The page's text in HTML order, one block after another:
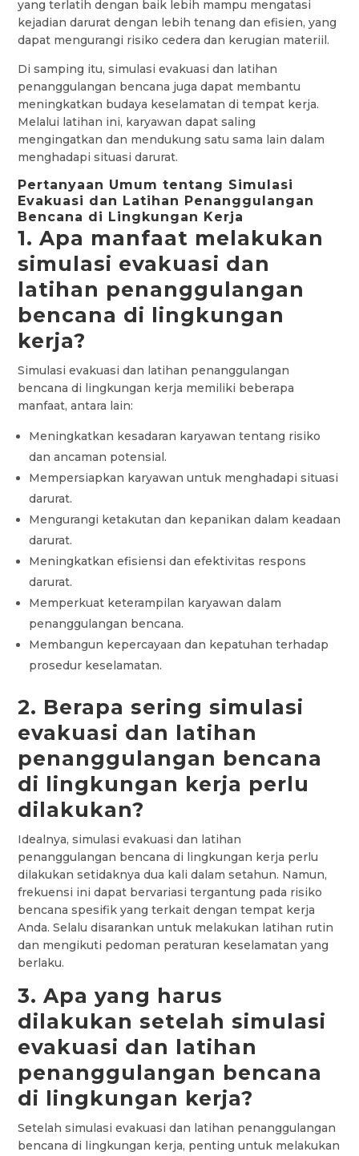
yang terlatih dengan baik lebih mampu mengatasi
kejadian darurat dengan lebih tenang dan efisien, yang
dapat mengurangi risiko cedera dan kerugian materiil.
Di samping itu, simulasi evakuasi dan latihan
penanggulangan bencana juga dapat membantu
meningkatkan budaya keselamatan di tempat kerja.
Melalui latihan ini, karyawan dapat saling
mengingatkan dan mendukung satu sama lain dalam
menghadapi situasi darurat.
Pertanyaan Umum tentang Simulasi
Evakuasi dan Latihan Penanggulangan
Bencana di Lingkungan Kerja
1. Apa manfaat melakukan
simulasi evakuasi dan
latihan penanggulangan
bencana di lingkungan
kerja?
Simulasi evakuasi dan latihan penanggulangan
bencana di lingkungan kerja memiliki beberapa
manfaat, antara lain:
Meningkatkan kesadaran karyawan tentang risiko
dan ancaman potensial.
Mempersiapkan karyawan untuk menghadapi situasi
darurat.
Mengurangi ketakutan dan kepanikan dalam keadaan
darurat.
Meningkatkan efisiensi dan efektivitas respons
darurat.
Memperkuat keterampilan karyawan dalam
penanggulangan bencana.
Membangun kepercayaan dan kepatuhan terhadap
prosedur keselamatan.
2. Berapa sering simulasi
evakuasi dan latihan
penanggulangan bencana
di lingkungan kerja perlu
dilakukan?
Idealnya, simulasi evakuasi dan latihan
penanggulangan bencana di lingkungan kerja perlu
dilakukan setidaknya dua kali dalam setahun. Namun,
frekuensi ini dapat bervariasi tergantung pada risiko
bencana spesifik yang terkait dengan tempat kerja
Anda. Selalu disarankan untuk melakukan latihan rutin
dan mengikuti pedoman peraturan keselamatan yang
berlaku.
3. Apa yang harus
dilakukan setelah simulasi
evakuasi dan latihan
penanggulangan bencana
di lingkungan kerja?
Setelah simulasi evakuasi dan latihan penanggulangan
bencana di lingkungan kerja, penting untuk melakukan